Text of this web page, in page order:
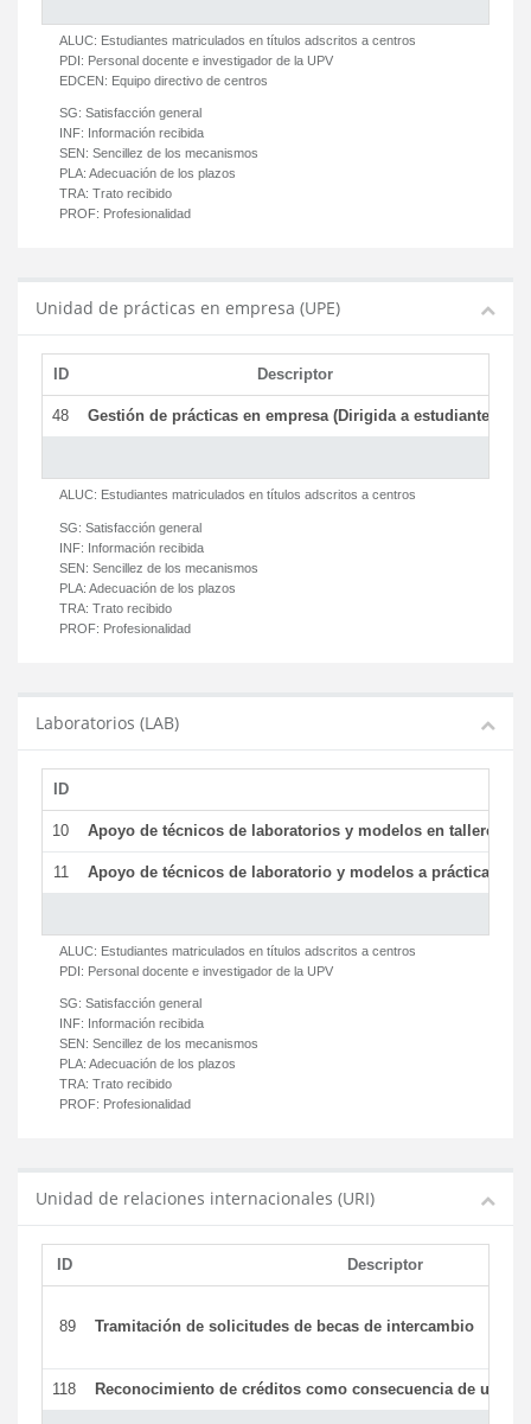
ALUC: Estudiantes matriculados en títulos adscritos a centros
PDI: Personal docente e investigador de la UPV
EDCEN: Equipo directivo de centros
SG: Satisfacción general
INF: Información recibida
SEN: Sencillez de los mecanismos
PLA: Adecuación de los plazos
TRA: Trato recibido
PROF: Profesionalidad
Unidad de prácticas en empresa (UPE)
ID Descriptor
48 Gestión de prácticas en empresa (Dirigida a estudiantes)
ALUC: Estudiantes matriculados en títulos adscritos a centros
SG: Satisfacción general
INF: Información recibida
SEN: Sencillez de los mecanismos
PLA: Adecuación de los plazos
TRA: Trato recibido
PROF: Profesionalidad
Laboratorios (LAB)
ID
10 Apoyo de técnicos de laboratorios y modelos en talleres/
11 Apoyo de técnicos de laboratorio y modelos a prácticas y
ALUC: Estudiantes matriculados en títulos adscritos a centros
PDI: Personal docente e investigador de la UPV
SG: Satisfacción general
INF: Información recibida
SEN: Sencillez de los mecanismos
PLA: Adecuación de los plazos
TRA: Trato recibido
PROF: Profesionalidad
Unidad de relaciones internacionales (URI)
ID Descriptor
89 Tramitación de solicitudes de becas de intercambio
118 Reconocimiento de créditos como consecuencia de un